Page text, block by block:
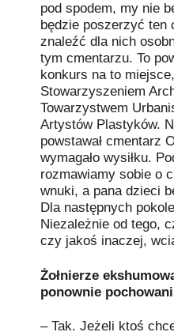
pod spodem, my nie
będzie poszerzyć ten
znaleźć dla nich
tym cmentarzu. To
konkurs na to
Stowarzyszeniem
Towarzystwem
Artystów Plastyków.
powstawał cmentarz
wymagało wysiłku.
rozmawiamy sobie o
wnuki, a pana dzieci
Dla następnych
Niezależnie od tego,
czy jakoś inaczej,
Żołnierze
ponownie
– Tak. Jeżeli ktoś